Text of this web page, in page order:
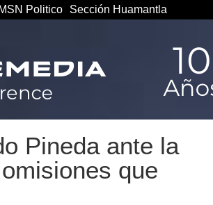
MSN Politico Sección Huamantla
Pineda ante la
que